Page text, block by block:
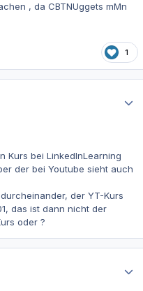
, da CBTNUggets mMn
1
Kurs bei LinkedInLearning
der bei Youtube sieht auch
der YT-Kurs
das ist dann nicht der
oder ?